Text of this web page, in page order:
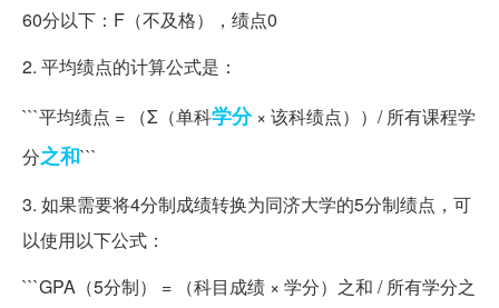
60分以下：F（不及格），绩点0
2. 平均绩点的计算公式是：
```平均绩点 = （Σ（单科学分× 该科绩点））/ 所有课程学
分之和```
3. 如果需要将4分制成绩转换为同济大学的5分制绩点，可
以使用以下公式：
```GPA（5分制） = （科目成绩 × 学分）之和 / 所有学分之